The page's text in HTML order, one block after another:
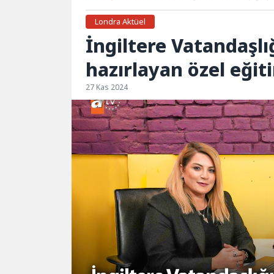
Londra Aktüel
İngiltere
hazırlayan özel
27 Kas 2024